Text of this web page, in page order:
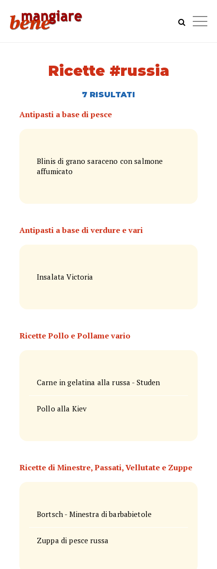
Ricette #russia
7 RISULTATI
Antipasti a base di pesce
Blinis di grano saraceno con salmone
affumicato
Antipasti a base di verdure e vari
Insalata Victoria
Ricette Pollo e Pollame vario
Carne in gelatina alla russa - Studen
Pollo alla Kiev
Ricette di Minestre, Passati, Vellutate e Zuppe
Bortsch - Minestra di barbabietole
Zuppa di pesce russa